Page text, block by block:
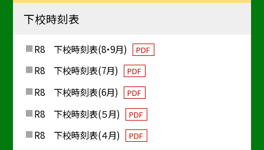
下校時刻表
R8 下校時刻表(8・9月) PDF
R8 下校時刻表(7月) PDF
R8 下校時刻表(6月) PDF
R8 下校時刻表(５月) PDF
R8 下校時刻表(４月) PDF